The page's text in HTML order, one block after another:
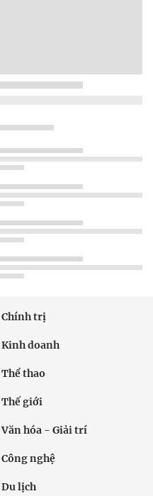
Chính trị
Kinh doanh
Thể thao
Thế giới
Văn hóa - Giải trí
Công nghệ
Du lịch